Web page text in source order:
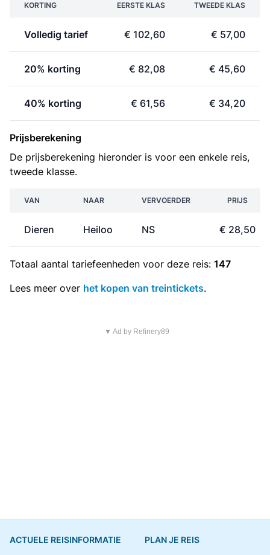
KORTING EERSTE KLAS TWEEDE KLAS
Volledig tarief € 102,60 € 57,00
20% korting € 82,08 € 45,60
40% korting € 61,56 € 34,20
Prijsberekening
De prijsberekening hieronder is voor een enkele reis,
tweede klasse.
VAN NAAR VERVOERDER PRIJS
Dieren Heiloo NS € 28,50
Totaal aantal tariefeenheden voor deze reis: 147
Lees meer over het kopen van treintickets.
▼ Ad by Refinery89
ACTUELE REISINFORMATIE PLAN JE REIS